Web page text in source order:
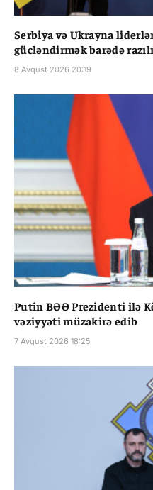
Serbiya və Ukrayna
gücləndirmək barədə
8 Avqust 2026 20:19
Putin BƏƏ Prezidenti ilə
vəziyyəti müzakirə edib
7 Avqust 2026 18:25